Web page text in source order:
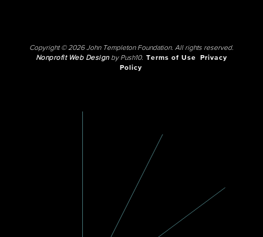
Copyright © 2026 John Templeton Foundation. All rights reserved.
Nonprofit Web Designby Push10. Terms of Use
Privacy
Policy